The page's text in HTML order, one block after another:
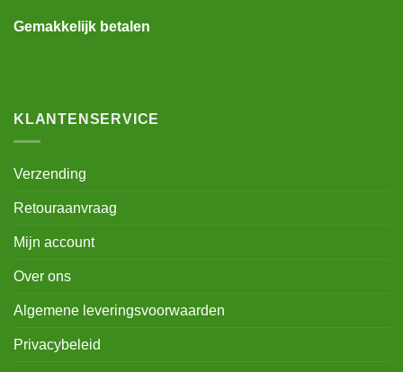
Gemakkelijk betalen
KLANTENSERVICE
Verzending
Retouraanvraag
Mijn account
Over ons
Algemene leveringsvoorwaarden
Privacybeleid